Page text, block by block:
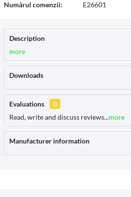
Numărul comenzii: E26601
Description
more
Downloads
Evaluations
0
Read, write and discuss reviews...more
Manufacturer information